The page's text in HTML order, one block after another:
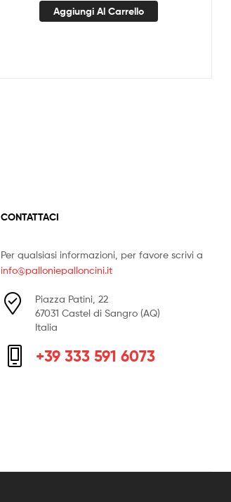
Aggiungi Al Carrello
CONTATTACI
Per qualsiasi informazioni, per favore scrivi a
info@palloniepalloncini.it
Piazza Patini, 22
67031 Castel di Sangro (AQ)
Italia
+39 333 591 6073